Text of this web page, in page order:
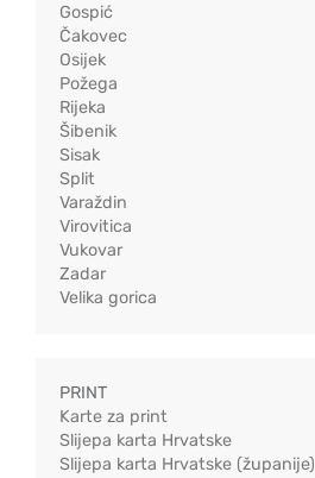
Gospić
Čakovec
Osijek
Požega
Rijeka
Šibenik
Sisak
Split
Varaždin
Virovitica
Vukovar
Zadar
Velika gorica
PRINT
Karte za print
Slijepa karta Hrvatske
Slijepa karta Hrvatske (županije)